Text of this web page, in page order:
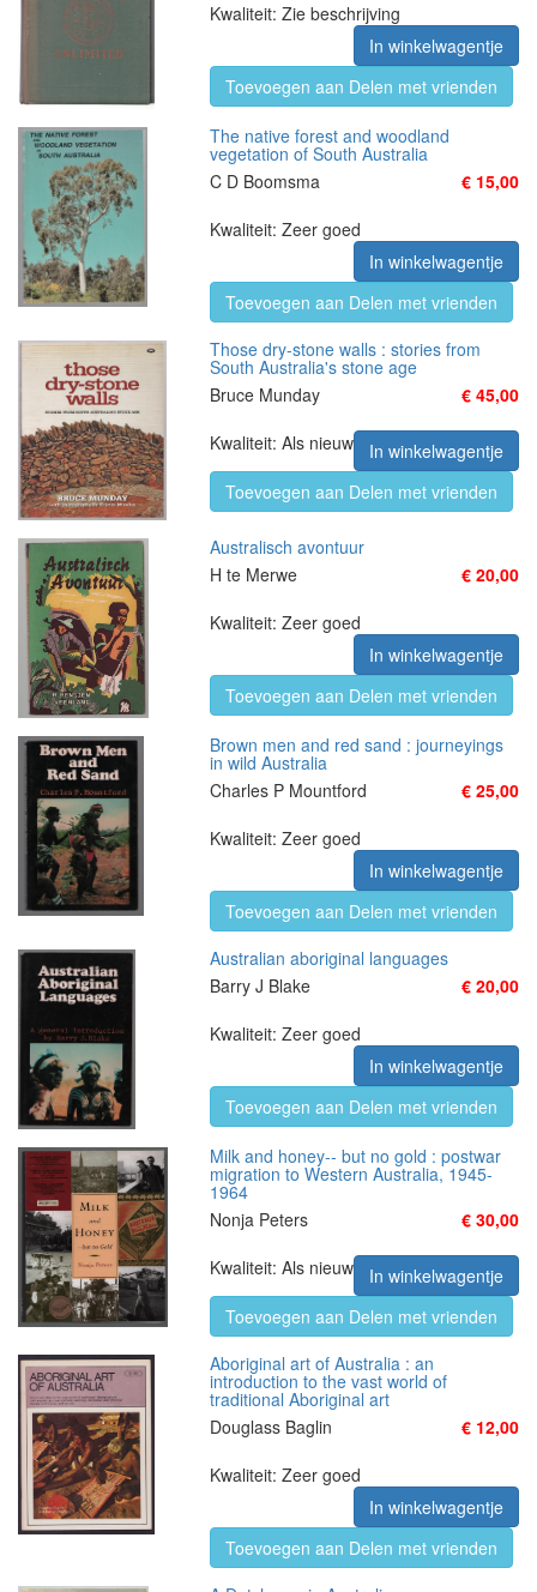
Kwaliteit: Zie beschrijving
In winkelwagentje
Toevoegen aan Delen met vrienden
The native forest and woodland
vegetation of South Australia
C D Boomsma
€ 15,00
Kwaliteit: Zeer goed
In winkelwagentje
Toevoegen aan Delen met vrienden
Those dry-stone walls : stories from
South Australia's stone age
Bruce Munday
€ 45,00
Kwaliteit: Als nieuw
In winkelwagentje
Toevoegen aan Delen met vrienden
Australisch avontuur
H te Merwe
€ 20,00
Kwaliteit: Zeer goed
In winkelwagentje
Toevoegen aan Delen met vrienden
Brown men and red sand : journeyings
in wild Australia
Charles P Mountford
€ 25,00
Kwaliteit: Zeer goed
In winkelwagentje
Toevoegen aan Delen met vrienden
Australian aboriginal languages
Barry J Blake
€ 20,00
Kwaliteit: Zeer goed
In winkelwagentje
Toevoegen aan Delen met vrienden
Milk and honey-- but no gold : postwar
migration to Western Australia, 1945-
1964
Nonja Peters
€ 30,00
Kwaliteit: Als nieuw
In winkelwagentje
Toevoegen aan Delen met vrienden
Aboriginal art of Australia : an
introduction to the vast world of
traditional Aboriginal art
Douglass Baglin
€ 12,00
Kwaliteit: Zeer goed
In winkelwagentje
Toevoegen aan Delen met vrienden